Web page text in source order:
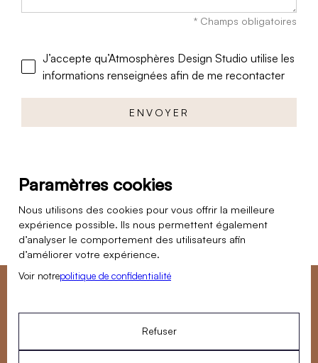
* Champs obligatoires
J’accepte qu’Atmosphères Design Studio utilise les
informations renseignées afin de me recontacter
Paramètres cookies
Nous utilisons des cookies pour vous offrir la meilleure
expérience possible. Ils nous permettent également
d’analyser le comportement des utilisateurs afin
d’améliorer votre expérience.
Voir notrepolitique de confidentialité
Refuser